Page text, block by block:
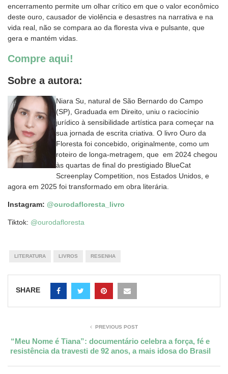
encerramento permite um olhar crítico em que o valor econômico
deste ouro, causador de violência e desastres na narrativa e na
vida real, não se compara ao da floresta viva e pulsante, que
gera e mantém vidas.
Compre aqui!
Sobre a autora:
Niara Su, natural de São Bernardo do Campo
(SP), Graduada em Direito, uniu o raciocínio
jurídico à sensibilidade artística para começar na
sua jornada de escrita criativa. O livro Ouro da
Floresta foi concebido, originalmente, como um
roteiro de longa-metragem, que em 2024 chegou
às quartas de final do prestigiado BlueCat
Screenplay Competition, nos Estados Unidos, e
agora em 2025 foi transformado em obra literária.
Instagram: @ourodafloresta_livro
Tiktok: @ourodafloresta
LITERATURA LIVROS RESENHA
SHARE
PREVIOUS POST
“Meu Nome é Tiana”: documentário celebra a força, fé e
resistência da travesti de 92 anos, a mais idosa do Brasil